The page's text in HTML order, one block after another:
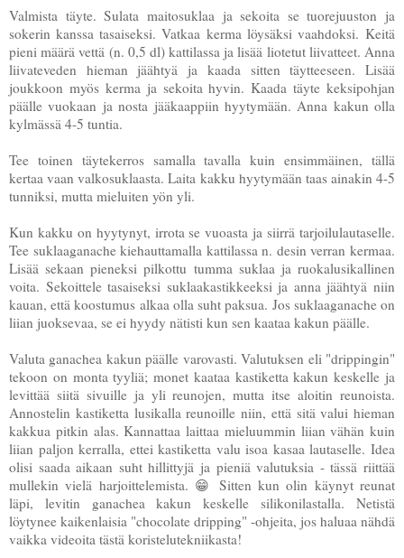
Valmista täyte. Sulata maitosuklaa ja sekoita se tuorejuuston ja
sokerin kanssa tasaiseksi. Vatkaa kerma löysäksi vaahdoksi. Keitä
pieni määrä vettä (n. 0,5 dl) kattilassa ja lisää liotetut liivatteet. Anna
liivateveden hieman jäähtyä ja kaada sitten täytteeseen. Lisää
joukkoon myös kerma ja sekoita hyvin. Kaada täyte keksipohjan
päälle vuokaan ja nosta jääkaappiin hyytymään. Anna kakun olla
kylmässä 4-5 tuntia.
Tee toinen täytekerros samalla tavalla kuin ensimmäinen, tällä
kertaa vaan valkosuklaasta. Laita kakku hyytymään taas ainakin 4-5
tunniksi, mutta mieluiten yön yli.
Kun kakku on hyytynyt, irrota se vuoasta ja siirrä tarjoilulautaselle.
Tee suklaaganache kiehauttamalla kattilassa n. desin verran kermaa.
Lisää sekaan pieneksi pilkottu tumma suklaa ja ruokalusikallinen
voita. Sekoittele tasaiseksi suklaakastikkeeksi ja anna jäähtyä niin
kauan, että koostumus alkaa olla suht paksua. Jos suklaaganache on
liian juoksevaa, se ei hyydy nätisti kun sen kaataa kakun päälle.
Valuta ganachea kakun päälle varovasti. Valutuksen eli "drippingin"
tekoon on monta tyyliä; monet kaataa kastiketta kakun keskelle ja
levittää siitä sivuille ja yli reunojen, mutta itse aloitin reunoista.
Annostelin kastiketta lusikalla reunoille niin, että sitä valui hieman
kakkua pitkin alas. Kannattaa laittaa mieluummin liian vähän kuin
liian paljon kerralla, ettei kastiketta valu isoa kasaa lautaselle. Idea
olisi saada aikaan suht hillittyjä ja pieniä valutuksia - tässä riittää
mullekin vielä harjoittelemista. 😁 Sitten kun olin käynyt reunat
läpi, levitin ganachea kakun keskelle silikonilastalla. Netistä
löytynee kaikenlaisia "chocolate dripping" -ohjeita, jos haluaa nähdä
vaikka videoita tästä koristelutekniikasta!